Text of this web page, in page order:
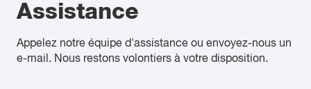
Assistance
Appelez notre équipe d'assistance ou envoyez-nous un
e-mail. Nous restons volontiers à votre disposition.